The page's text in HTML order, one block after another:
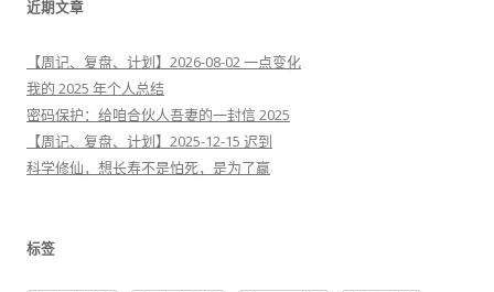
近期文章
【周记、复盘、计划】2026-08-02 一点变化
我的 2025 年个人总结
密码保护：给咱合伙人吾妻的一封信 2025
【周记、复盘、计划】2025-12-15 迟到
科学修仙，想长寿不是怕死，是为了赢
标签